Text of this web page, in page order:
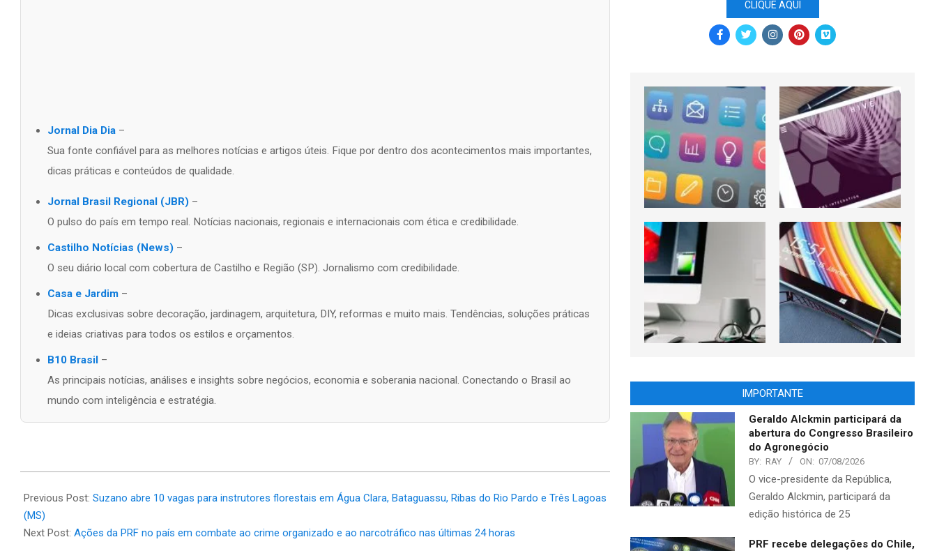
Jornal Dia Dia –
Sua fonte confiável para as melhores notícias e artigos úteis. Fique por dentro dos acontecimentos mais importantes,
dicas práticas e conteúdos de qualidade.
Jornal Brasil Regional (JBR) –
O pulso do país em tempo real. Notícias nacionais, regionais e internacionais com ética e credibilidade.
Castilho Notícias (News) –
O seu diário local com cobertura de Castilho e Região (SP). Jornalismo com credibilidade.
Casa e Jardim –
Dicas exclusivas sobre decoração, jardinagem, arquitetura, DIY, reformas e muito mais. Tendências, soluções práticas
e ideias criativas para todos os estilos e orçamentos.
B10 Brasil –
As principais notícias, análises e insights sobre negócios, economia e soberania nacional. Conectando o Brasil ao
mundo com inteligência e estratégia.
07-
08
Previous Post: Suzano abre 10 vagas para instrutores florestais em Água Clara, Bataguassu, Ribas do Rio Pardo e Três Lagoas
(MS)
Next Post: Ações da PRF no país em combate ao crime organizado e ao narcotráfico nas últimas 24 horas
CLIQUE AQUI
IMPORTANTE
Geraldo Alckmin participará da
abertura do Congresso Brasileiro
do Agronegócio
BY: RAY ON: 07/08/2026
O vice-presidente da República,
Geraldo Alckmin, participará da
edição histórica de 25
PRF recebe delegações do Chile,